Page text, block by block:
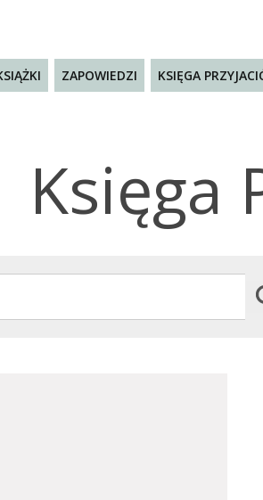
ZAPOWIEDZI KSIĘGA
Księga